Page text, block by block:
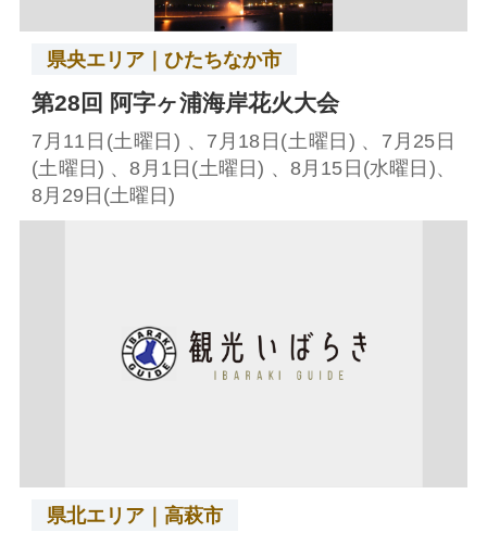
県央エリア｜ひたちなか市
第28回 阿字ヶ浦海岸花火大会
7月11日(土曜日) 、7月18日(土曜日) 、7月25日
(土曜日) 、8月1日(土曜日) 、8月15日(水曜日)、
8月29日(土曜日)
県北エリア｜高萩市